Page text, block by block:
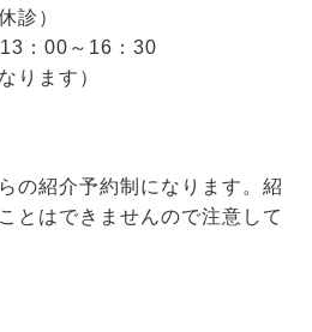
診）
：00～16：30
ります）
の紹介予約制になります。紹
とはできませんので注意して